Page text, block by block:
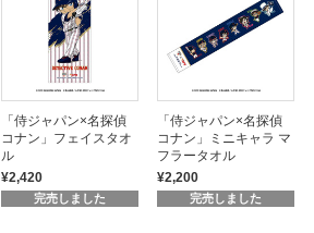
「侍ジャパン×名探偵
コナン」フェイスタオ
ル
¥2,420
完売しました
「侍ジャパン×名探偵
コナン」ミニキャラ マ
フラータオル
¥2,200
完売しました